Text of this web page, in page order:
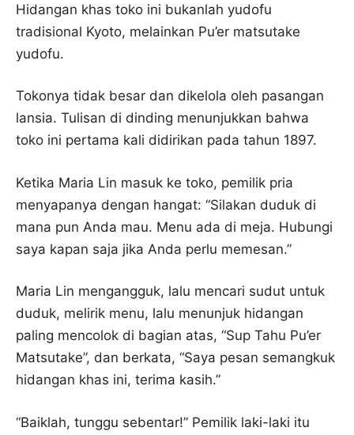
Hidangan khas toko ini bukanlah yudofu
tradisional Kyoto, melainkan Pu’er matsutake
yudofu.
Tokonya tidak besar dan dikelola oleh pasangan
lansia. Tulisan di dinding menunjukkan bahwa
toko ini pertama kali didirikan pada tahun 1897.
Ketika Maria Lin masuk ke toko, pemilik pria
menyapanya dengan hangat: “Silakan duduk di
mana pun Anda mau. Menu ada di meja. Hubungi
saya kapan saja jika Anda perlu memesan.”
Maria Lin mengangguk, lalu mencari sudut untuk
duduk, melirik menu, lalu menunjuk hidangan
paling mencolok di bagian atas, “Sup Tahu Pu’er
Matsutake”, dan berkata, “Saya pesan semangkuk
hidangan khas ini, terima kasih.”
“Baiklah, tunggu sebentar!” Pemilik laki-laki itu